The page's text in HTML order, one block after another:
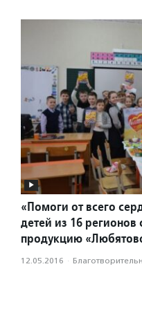
«Помоги от всего
детей из 16 регионов
продукцию
12.05.2016 ·